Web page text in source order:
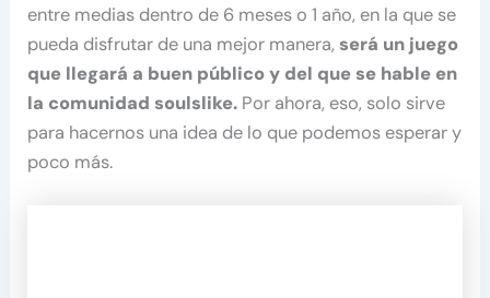
entre medias dentro de 6 meses o 1 año, en la que se
pueda disfrutar de una mejor manera,será un juego
que llegará a buen público y del que se hable en
la comunidad soulslike. Por ahora, eso, solo sirve
para hacernos una idea de lo que podemos esperar y
poco más.